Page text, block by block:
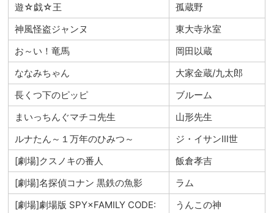
遊☆戯☆王
孤蔵野
神風怪盗ジャンヌ
東大寺氷室
お～い！竜馬
岡田以蔵
ななみちゃん
大家金蔵/九太郎
長くつ下のピッピ
ブルーム
まいっちんぐマチコ先生
山形先生
ルナたん～１万年のひみつ～
ジ・イサンⅢ世
[劇場]クスノキの番人
飯倉孝吉
[劇場]名探偵コナン 黒鉄の魚影
ラム
[劇場]劇場版 SPY×FAMILY CODE:
うんこの神